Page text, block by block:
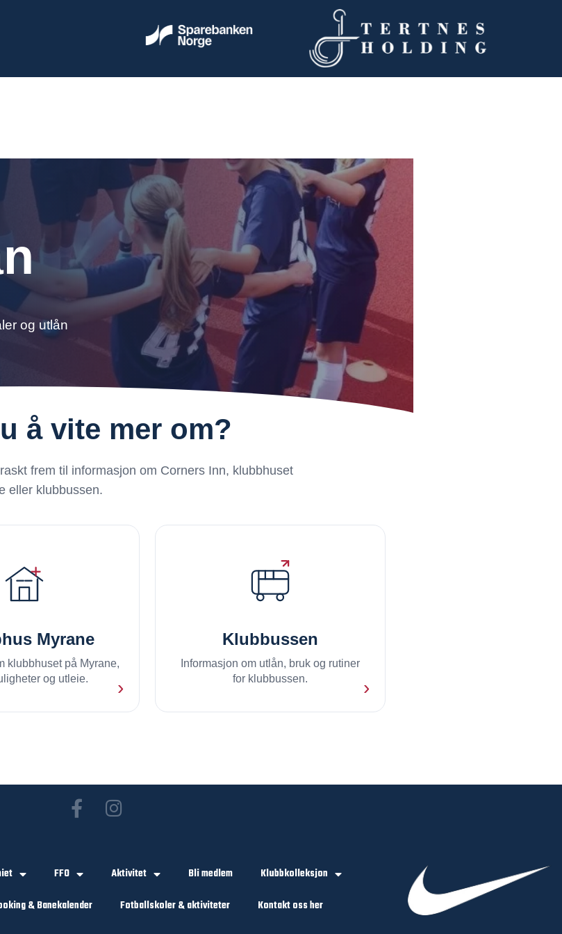
og utlån
å vite mer om?
frem til informasjon om Corners Inn, klubbhuset
eller klubbussen.
Myrane
klubbhuset på Myrane,
og utleie.
›
Klubbussen
Informasjon om utlån, bruk og rutiner
for klubbussen.
›
FFO Aktivitet Bli medlem
Klubbkolleksjon
& Banekalender Fotballskoler & aktiviteter Kontakt oss her